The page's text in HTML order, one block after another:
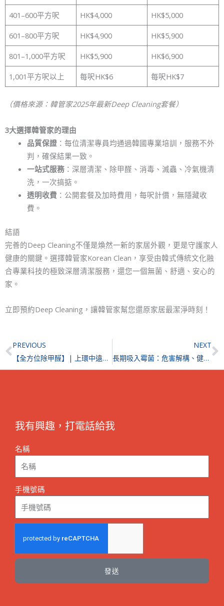
401–600平方呎 HK$4,000 HK$5,000
601–800平方呎 HK$4,900 HK$5,900
801–1,000平方呎 HK$5,900 HK$6,900
1,001平方呎以上 每呎HK$6 每呎HK$7
（價格來源：韓管家2025年最新Deep Cleaning套餐）
3大選擇韓管家的理由
品質保證：每位清潔專員均通過韓國專業培訓，服務不外
判，確保結果一致。
一站式服務：深層清潔、除甲醛、消毒、滅蟲、冷氣機清
洗，一次搞掂。
透明收費 ：公開套餐及加時費用，每呎計價，無隱藏收
費。
結語
完善的Deep Cleaning不僅是煥然一新的家居外觀，更是守護家人
健康的關鍵。選擇韓管家Korean Clean，享受由韓式傳統文化融
合專業科技的極致深層清潔服務，還您一個無菌、舒適、安心的
家。
立即預約Deep Cleaning，讓韓管家幫您還原家居最潔淨時刻！
Prev
PREVIOUS
【全方位除甲醛】| 上環中遠大廈 | 上環除甲醛
NEXT
長期吸入霉菌：危害解構、健康隱憂與全面防護指南
我有興趣，打電話給我
名稱
手機號碼
發送